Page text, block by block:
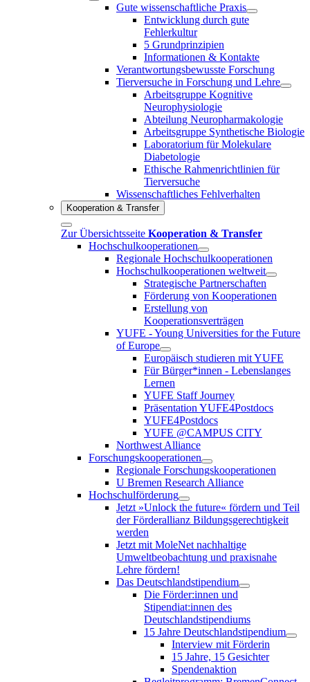
Gute wissenschaftliche Praxis
Entwicklung durch gute
Fehlerkultur
5 Grundprinzipien
Informationen & Kontakte
Verantwortungsbewusste Forschung
Tierversuche in Forschung und Lehre
Arbeitsgruppe Kognitive
Neurophysiologie
Abteilung Neuropharmakologie
Arbeitsgruppe Synthetische Biologie
Laboratorium für Molekulare
Diabetologie
Ethische Rahmenrichtlinien für
Tierversuche
Wissenschaftliches Fehlverhalten
Kooperation & Transfer
Zur Übersichtsseite Kooperation & Transfer
Hochschulkooperationen
Regionale Hochschulkooperationen
Hochschulkooperationen weltweit
Strategische Partnerschaften
Förderung von Kooperationen
Erstellung von
Kooperationsverträgen
YUFE - Young Universities for the Future
of Europe
Europäisch studieren mit YUFE
Für Bürger*innen - Lebenslanges
Lernen
YUFE Staff Journey
Präsentation YUFE4Postdocs
YUFE4Postdocs
YUFE @CAMPUS CITY
Northwest Alliance
Forschungskooperationen
Regionale Forschungskooperationen
U Bremen Research Alliance
Hochschulförderung
Jetzt »Unlock the future« fördern und Teil
der Förderallianz Bildungsgerechtigkeit
werden
Jetzt mit MoleNet nachhaltige
Umweltbeobachtung und praxisnahe
Lehre fördern!
Das Deutschlandstipendium
Die Förder:innen und
Stipendiat:innen des
Deutschlandstipendiums
15 Jahre Deutschlandstipendium
Interview mit Förderin
15 Jahre, 15 Gesichter
Spendenaktion